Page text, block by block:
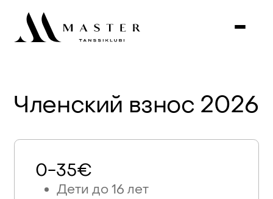
Членский взнос 2026
0-35€
Дети до 16 лет